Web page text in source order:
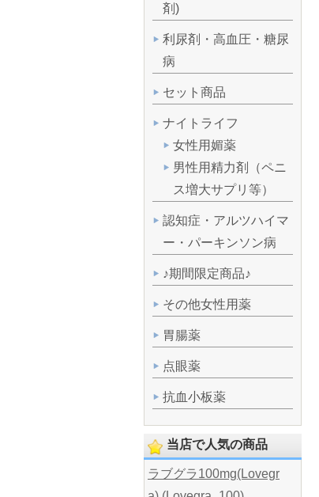
剤)
利尿剤・高血圧・糖尿
病
セット商品
ナイトライフ
女性用媚薬
男性用精力剤（ペニ
ス増大サプリ等）
認知症・アルツハイマ
ー・パーキンソン病
♪期間限定商品♪
その他女性用薬
胃腸薬
点眼薬
抗血小板薬
当店で人気の商品
ラブグラ100mg(Lovegr